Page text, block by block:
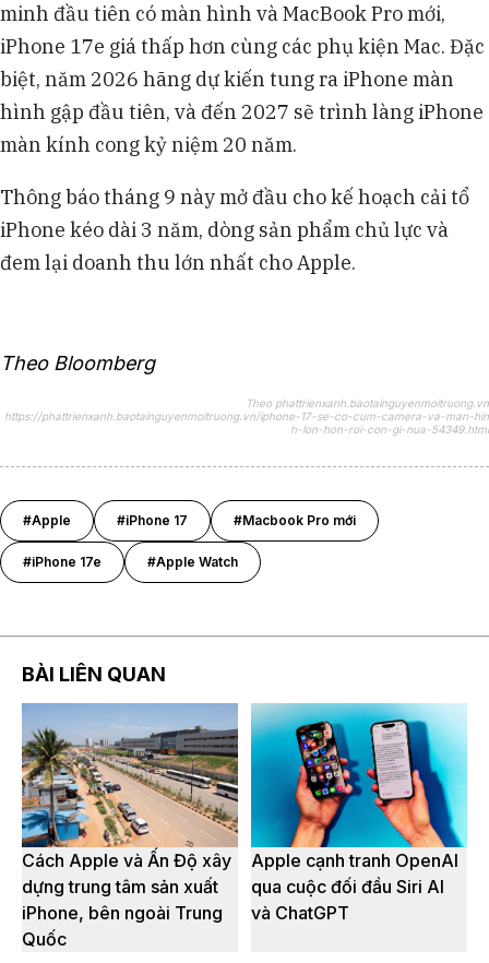
minh đầu tiên có màn hình và MacBook Pro mới,
iPhone 17e giá thấp hơn cùng các phụ kiện Mac. Đặc
biệt, năm 2026 hãng dự kiến tung ra iPhone màn
hình gập đầu tiên, và đến 2027 sẽ trình làng iPhone
màn kính cong kỷ niệm 20 năm.
Thông báo tháng 9 này mở đầu cho kế hoạch cải tổ
iPhone kéo dài 3 năm, dòng sản phẩm chủ lực và
đem lại doanh thu lớn nhất cho Apple.
Theo Bloomberg
Theo phattrienxanh.baotainguyenmoitruong.vn
https://phattrienxanh.baotainguyenmoitruong.vn/iphone-17-se-co-cum-camera-va-man-hin
h-lon-hon-roi-con-gi-nua-54349.html
#Apple #iPhone 17 #Macbook Pro mới
#iPhone 17e #Apple Watch
BÀI LIÊN QUAN
Cách Apple và Ấn Độ xây
dựng trung tâm sản xuất
iPhone, bên ngoài Trung
Quốc
Apple cạnh tranh OpenAI
qua cuộc đối đầu Siri AI
và ChatGPT